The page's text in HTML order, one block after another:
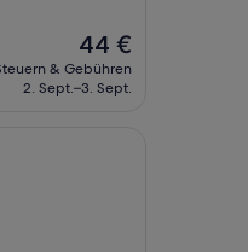
Der
Preis
beträgt
44 €
& Gebühren
2. Sept.–3. Sept.